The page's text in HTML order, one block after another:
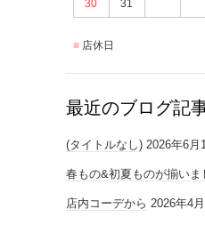
30 31
店休日
最近のブログ記
(タイトルなし) 2026年6月
春もの&初夏ものが揃いま
店内コーデから 2026年4